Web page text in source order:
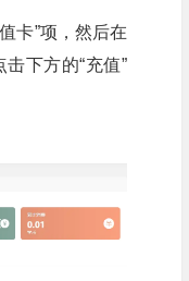
卡”项，然后在
下方的“充值”